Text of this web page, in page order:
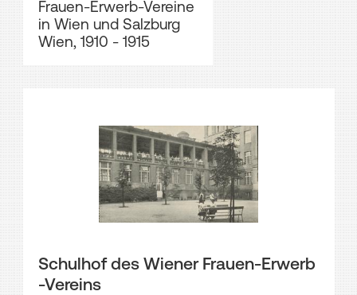
Frauen-Erwerb-Vereine
in Wien und Salzburg
Wien, 1910 - 1915
Schulhof des Wiener Frauen-Erwerb
-Vereins